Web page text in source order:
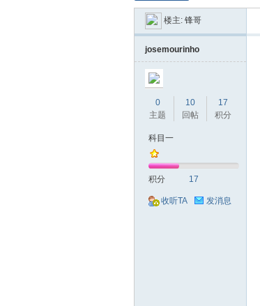
楼主: 锋哥
josemourinho
0
主题
10
回帖
17
积分
科目一
积分 17
收听TA 发消息